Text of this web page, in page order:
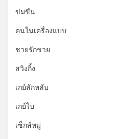
ข่มขืน
คนในเครื่องแบบ
ชายรักชาย
สวิงกิ้ง
เกย์ลักหลับ
เกย์ไบ
เซ็กส์หมู่